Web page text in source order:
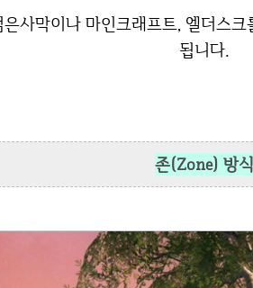
됩니다.
존(Zone) 방식